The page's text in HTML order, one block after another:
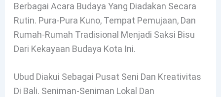
Berbagai Acara Budaya Yang Diadakan Secara
Rutin. Pura-Pura Kuno, Tempat Pemujaan, Dan
Rumah-Rumah Tradisional Menjadi Saksi Bisu
Dari Kekayaan Budaya Kota Ini.
Ubud Diakui Sebagai Pusat Seni Dan Kreativitas
Di Bali. Seniman-Seniman Lokal Dan